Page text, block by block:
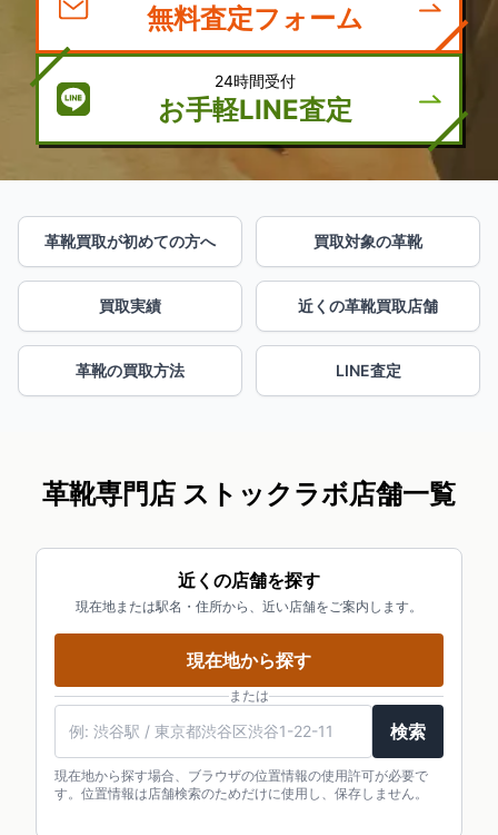
無料査定フォーム
24時間受付
お手軽LINE査定
革靴買取が初めての方へ 買取対象の革靴
買取実績 近くの革靴買取店舗
革靴の買取方法 LINE査定
革靴専門店 ストックラボ店舗一覧
近くの店舗を探す
現在地または駅名・住所から、近い店舗をご案内します。
現在地から探す
または
検索
現在地から探す場合、ブラウザの位置情報の使用許可が必要で
す。位置情報は店舗検索のためだけに使用し、保存しません。